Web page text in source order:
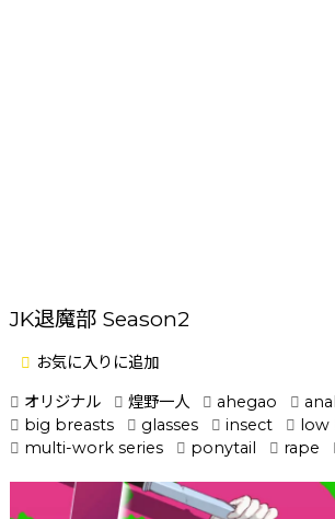
JK退魔部 Season2
お気に入りに追加
オリジナル
煌野一人 ahegao anal
big breasts
glasses insect low
multi-work series
ponytail rape